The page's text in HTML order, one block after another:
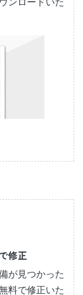
ンロードいた
修正
が見つかった
料で修正いた